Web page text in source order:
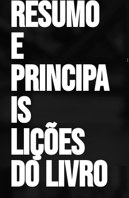
resumo
e
principa
is
lições
do livro